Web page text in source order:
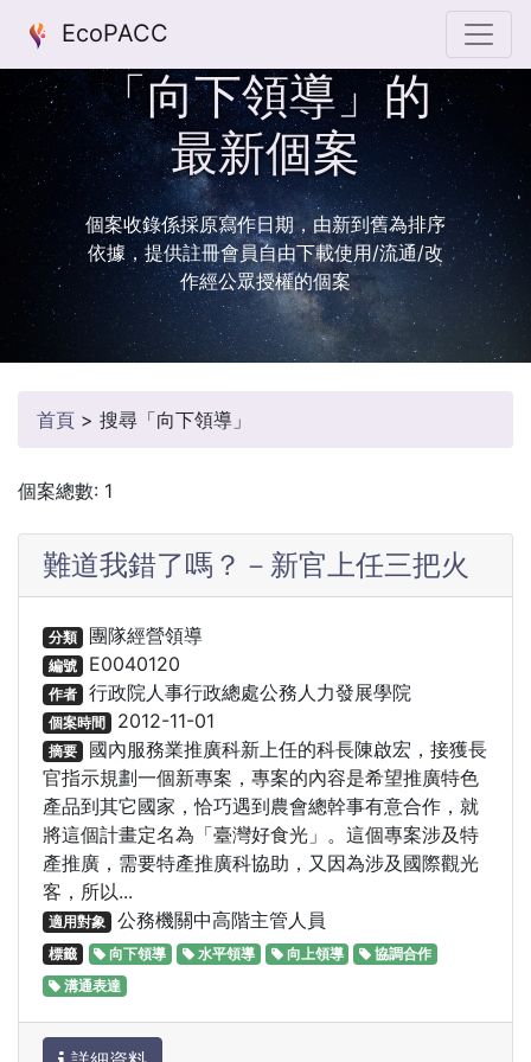
EcoPACC
「向下領導」的
最新個案
個案收錄係採原寫作日期，由新到舊為排序
依據，提供註冊會員自由下載使用/流通/改
作經公眾授權的個案
首頁 > 搜尋「向下領導」
個案總數: 1
難道我錯了嗎？－新官上任三把火
分類 團隊經營領導
編號 E0040120
作者 行政院人事行政總處公務人力發展學院
個案時間 2012-11-01
摘要 國內服務業推廣科新上任的科長陳啟宏，接獲長
官指示規劃一個新專案，專案的內容是希望推廣特色
產品到其它國家，恰巧遇到農會總幹事有意合作，就
將這個計畫定名為「臺灣好食光」。這個專案涉及特
產推廣，需要特產推廣科協助，又因為涉及國際觀光
客，所以...
適用對象 公務機關中高階主管人員
標籤 向下領導 水平領導 向上領導
協調合作
溝通表達